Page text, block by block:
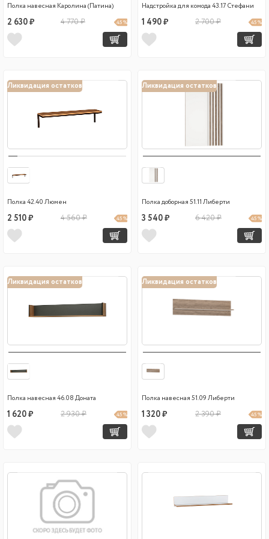
Полка навесная Каролина (Патина)
2 630 ₽ 4 770 ₽ 45 %
Надстройка для комода 43.17 Стефани
1 490 ₽ 2 700 ₽ 45 %
Ликвидация остатков
Полка 42.40 Люмен
2 510 ₽ 4 560 ₽ 45 %
Ликвидация остатков
Полка доборная 51.11 Либерти
3 540 ₽ 6 420 ₽ 45 %
Ликвидация остатков
Полка навесная 46.08 Доната
1 620 ₽ 2 930 ₽ 45 %
Ликвидация остатков
Полка навесная 51.09 Либерти
1 320 ₽ 2 390 ₽ 45 %